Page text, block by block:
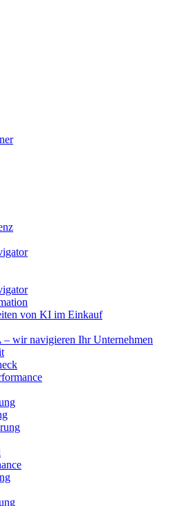
von KI im Einkauf
wir navigieren Ihr Unternehmen